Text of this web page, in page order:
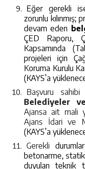
Eğer gerekli
zorunlu
devam eden
ÇED Raporu,
Kapsamında
projeleri için
Koruma Kurulu
(KAYS’a
Başvuru
Belediyeler
Ajansa ait mali
Ajans İdari ve
(KAYS’a
Gerekli
betonarme,
duyulan teknik